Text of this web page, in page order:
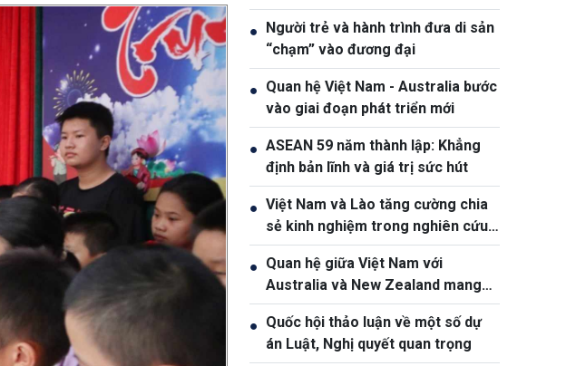
được thụ hưởng"
● Người trẻ và hành trình đưa di sản
“chạm” vào đương đại
● Quan hệ Việt Nam - Australia bước
vào giai đoạn phát triển mới
● ASEAN 59 năm thành lập: Khẳng
định bản lĩnh và giá trị sức hút
● Việt Nam và Lào tăng cường chia
sẻ kinh nghiệm trong nghiên cứu
khoa học, lý luận và thực tiễn
● Quan hệ giữa Việt Nam với
Australia và New Zealand mang
lại lợi ích cho các bên
● Quốc hội thảo luận về một số dự
án Luật, Nghị quyết quan trọng